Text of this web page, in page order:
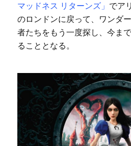
マッドネス リターンズ」 でア
のロンドンに戻って、ワンダ
者たちをもう一度探し、今ま
ることとなる。